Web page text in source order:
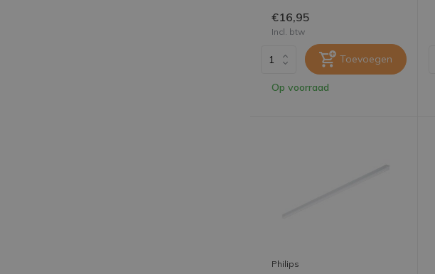
€16,95
Incl. btw
Toevoegen
Op voorraad
Philips